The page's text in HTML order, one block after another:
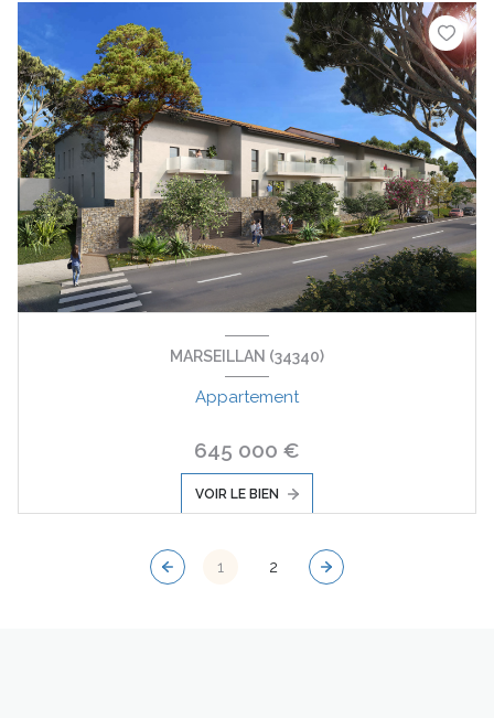
MARSEILLAN (34340)
Appartement
645 000 €
VOIR LE BIEN
1 2